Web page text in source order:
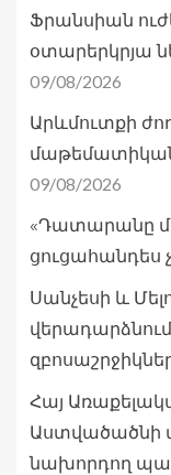
Ֆրանսիան
օտարերկրյա
09/08/2026
Արևմուտքի
մաթեմատիկան
09/08/2026
«Դատարանը
ցուցահանդես
Սանչեսի և
Հայ
Աստվածածնի
նախորդող